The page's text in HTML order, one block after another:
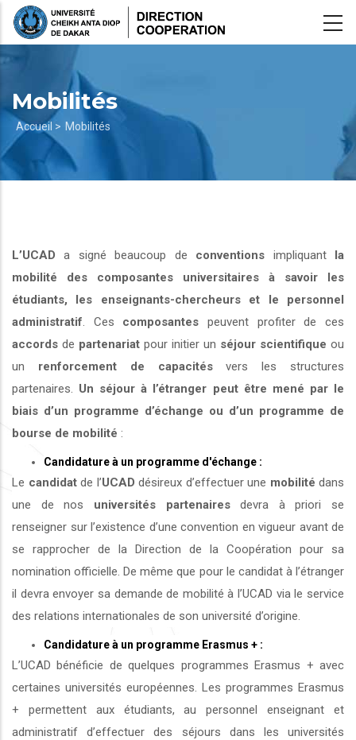
Aller
Mobilités
Fil
d'Ariane
Accueil > Mobilités
L’UCAD a signé beaucoup de conventions impliquant la
mobilité des composantes universitaires à savoir les
étudiants, les enseignants-chercheurs et le personnel
administratif . Ces composantes peuvent profiter de ces
accords de partenariat pour initier un séjour scientifique ou
un renforcement de capacitésvers les structures
partenaires. Un séjour à l’étranger peut être mené par le
biais d’un programme d’échange ou d’un programme de
bourse de mobilité :
Candidature à un programme d'échange :
Le candidatde l’UCAD désireux d’effectuer une mobilité dans
une de nos universités partenairesdevra à priori se
renseigner sur l’existence d’une convention en vigueur avant de
se rapprocher de la Direction de la Coopération pour sa
nomination officielle. De même que pour le candidat à l’étranger
il devra envoyer sa demande de mobilité à l’UCAD via le service
des relations internationales de son université d’origine.
Candidature à un programme Erasmus + :
L’UCAD bénéficie de quelques programmes Erasmus + avec
certaines universités européennes. Les programmes Erasmus
+ permettent aux étudiants, au personnel enseignant et
administratif d’effectuer des séjours dans les universités